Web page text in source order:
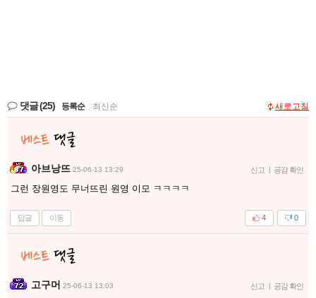
댓글(25) 등록순 최신순 새로고침
아브낭뜨 25-06-13 13:29 신고 | 공감 확인
그런 장원영도 무너뜨린 원영 이모 ㅋㅋㅋㅋ
답글 이동 0
4
고구머 25-06-13 13:03 신고 | 공감 확인